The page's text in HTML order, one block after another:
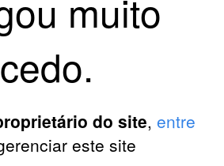
muito
cedo.
do site, entre
este site